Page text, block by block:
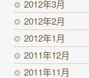
2012年3月
2012年2月
2012年1月
2011年12月
2011年11月